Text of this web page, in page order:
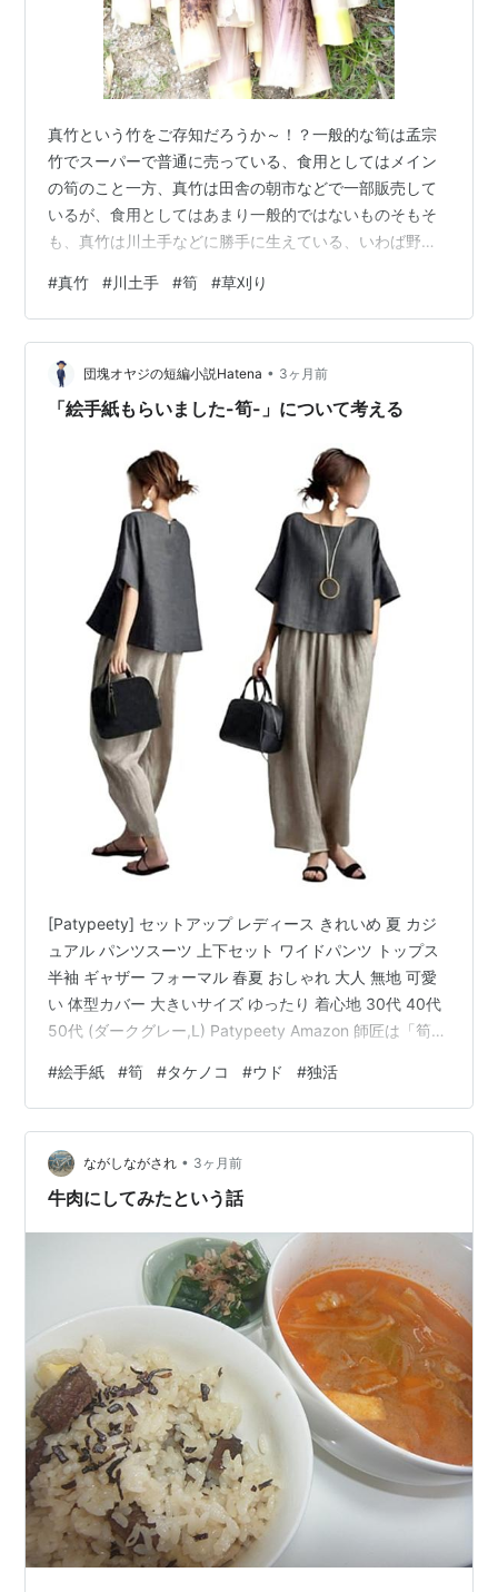
真竹という竹をご存知だろうか～！？一般的な筍は孟宗
竹でスーパーで普通に売っている、食用としてはメイン
の筍のこと一方、真竹は田舎の朝市などで一部販売して
いるが、食用としてはあまり一般的ではないものそもそ
も、真竹は川土手などに勝手に生えている、いわば野生
加工されていたが、今は竹製品の原材料としての需要は
ほぼないだろう今年もその真竹の筍シーズンがやって来
た放置していると土手だろうと田んぼだろうと竹林にな
るそこで筍を除去しなければならず日曜日に作業を行っ
た50本近く倒し、筍好きの友人宅へも初物として届けた
#真竹 #川土手 #筍 #草刈り
団塊オヤジの短編小説Hatena • 3ヶ月前
「絵手紙もらいました-筍-」について考える
[Patypeety] セットアップ レディース きれいめ 夏 カジ
ュアル パンツスーツ 上下セット ワイドパンツ トップス
半袖 ギャザー フォーマル 春夏 おしゃれ 大人 無地 可愛
い 体型カバー 大きいサイズ ゆったり 着心地 30代 40代
50代 (ダークグレー,L) Patypeety Amazon 師匠は「筍」
もタラの芽もたらふく食べたそうです。 師匠の菜園は胡
瓜の苗を植えて、今年のラインナップがそろったそうで
す。 タケノコはなぜ漢字で「筍」と書くのか タケノコと
は、イネ科の植物である「竹」の地下にある茎から、地
上に伸びた若い芽…
#絵手紙 #筍 #タケノコ #ウド #独活
ながしながされ • 3ヶ月前
牛肉にしてみたという話